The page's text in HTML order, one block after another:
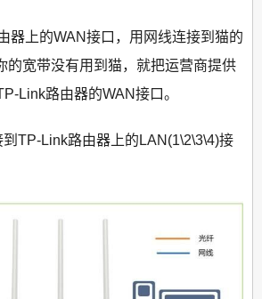
器上的WAN接口，用网线连接到猫的
的宽带没有用到猫，就把运营商提供
Link路由器的WAN接口。
TP-Link路由器上的LAN(1\2\3\4)接